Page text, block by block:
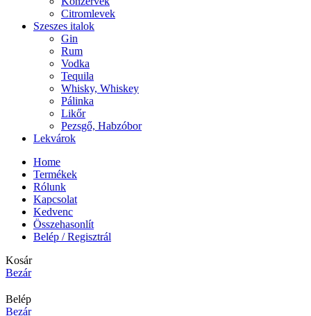
Citromlevek
Szeszes italok
Gin
Rum
Vodka
Tequila
Whisky, Whiskey
Pálinka
Likőr
Pezsgő, Habzóbor
Lekvárok
Home
Termékek
Rólunk
Kapcsolat
Kedvenc
Összehasonlít
Belép / Regisztrál
Kosár
Bezár
Belép
Bezár